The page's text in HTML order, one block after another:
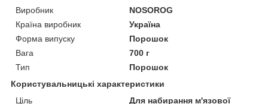
Виробник
NOSOROG
Країна виробник
Україна
Форма випуску
Порошок
Вага
700 г
Тип
Порошок
Користувальницькі характеристики
Ціль
Для набирання м'язової